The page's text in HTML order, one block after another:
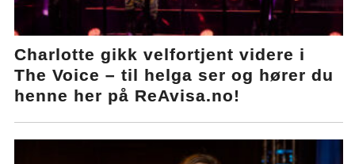
Charlotte gikk velfortjent videre i
The Voice – til helga ser og hører du
henne her på ReAvisa.no!